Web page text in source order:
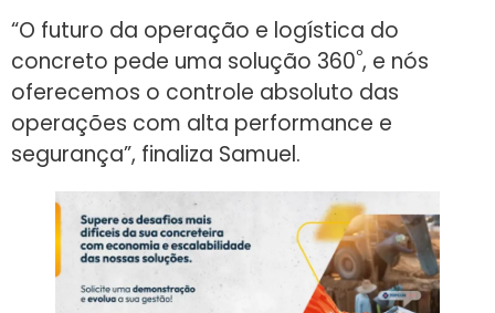
“O futuro da operação e logística do
concreto pede uma solução 360º, e nós
oferecemos o controle absoluto das
operações com alta performance e
segurança”, finaliza Samuel.